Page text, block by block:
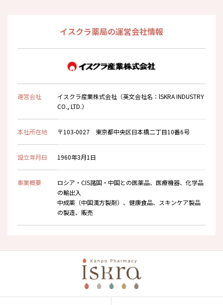
イスクラ薬局の運営会社情報
運営会社
イスクラ産業株式会社（英文会社名：lSKRA INDUSTRY
CO., LTD.）
本社所在地 〒103-0027 東京都中央区日本橋二丁目10番6号
設立年月日 1960年3月1日
事業概要
ロシア・CIS諸国・中国との医薬品、医療機器、化学品
の輸出入
中成薬（中国漢方製剤）、健康食品、スキンケア製品
の製造、販売